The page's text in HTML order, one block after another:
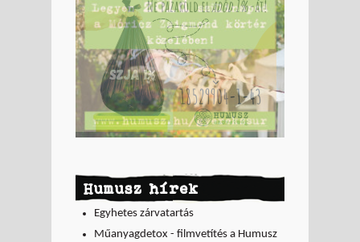
Humusz hírek
Egyhetes zárvatartás
Műanyagdetox - filmvetítés a Humusz